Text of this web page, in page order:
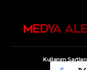
Kullanım Şartları